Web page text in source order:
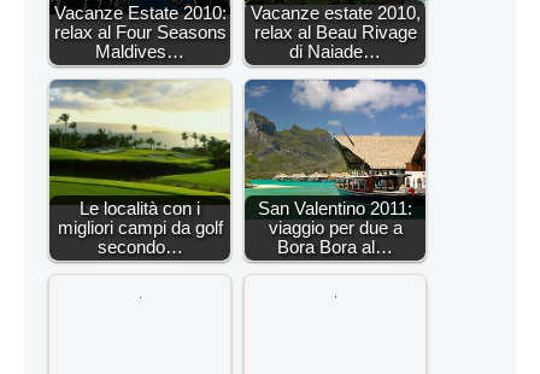
Vacanze Estate 2010:
relax al Four Seasons
Maldives…
Vacanze estate 2010,
relax al Beau Rivage
di Naiade…
Le località con i
migliori campi da golf
secondo…
San Valentino 2011:
viaggio per due a
Bora Bora al…